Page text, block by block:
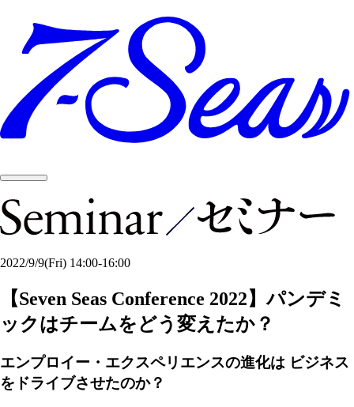
2022/9/9(Fri) 14:00-16:00
【Seven Seas Conference 2022】パンデミ
ックはチームを​どう変えたか？
エンプロイー・エクスペリエンスの進化は ビジネス
をドライブさせたのか？